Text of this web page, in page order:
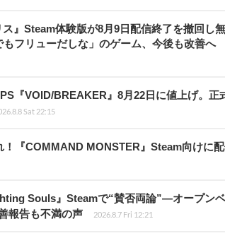
』Steam体験版が8月9日配信終了を撤回し
フリューだしな」のゲーム、今後も改善へ
『VOID/BREAKER』8月22日に値上げ。正
Sat 22:15
『COMMAND MONSTER』Steam向けに
Souls』Steamで“賛否両論”―オープン
報告も不満の声
2026.8.7 Fri 12:21